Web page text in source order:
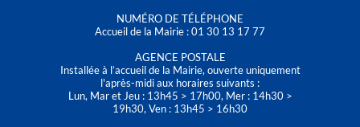
NUMÉRO DE TÉLÉPHONE
Accueil de la Mairie : 01 30 13 17 77
AGENCE POSTALE
Installée à l’accueil de la Mairie, ouverte uniquement
l'après-midi aux horaires suivants :
Lun, Mar et Jeu : 13h45 > 17h00, Mer : 14h30 >
19h30, Ven : 13h45 > 16h30